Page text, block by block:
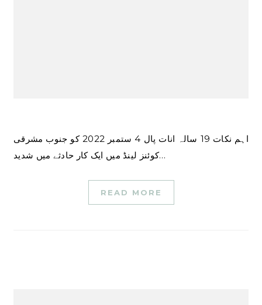
اہم نکات 19 سالہ انات پال 4 ستمبر 2022 کو جنوب مشرقی
کوئنز لینڈ میں ایک کار حادثے میں شدید…
READ MORE